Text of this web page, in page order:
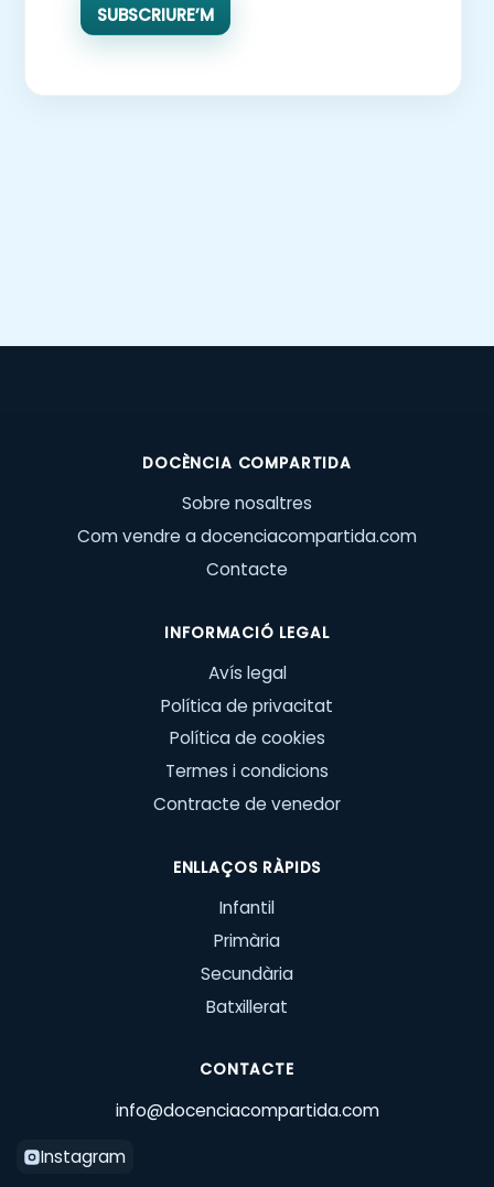
SUBSCRIURE’M
DOCÈNCIA COMPARTIDA
Sobre nosaltres
Com vendre a docenciacompartida.com
Contacte
INFORMACIÓ LEGAL
Avís legal
Política de privacitat
Política de cookies
Termes i condicions
Contracte de venedor
ENLLAÇOS RÀPIDS
Infantil
Primària
Secundària
Batxillerat
CONTACTE
info@docenciacompartida.com
Instagram